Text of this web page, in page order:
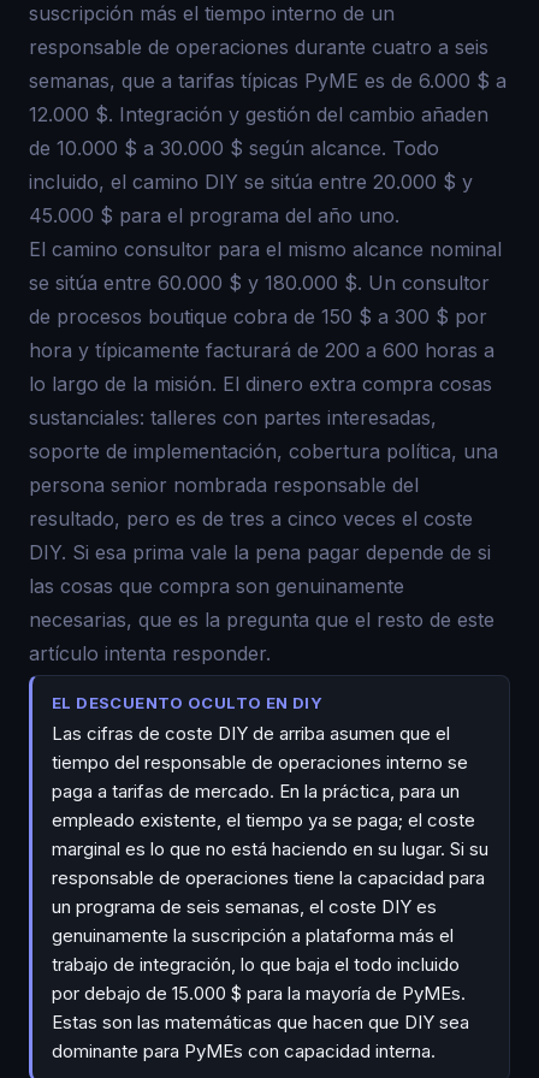
suscripción más el tiempo interno de un
responsable de operaciones durante cuatro a seis
semanas, que a tarifas típicas PyME es de 6.000 $ a
12.000 $. Integración y gestión del cambio añaden
de 10.000 $ a 30.000 $ según alcance. Todo
incluido, el camino DIY se sitúa entre 20.000 $ y
45.000 $ para el programa del año uno.
El camino consultor para el mismo alcance nominal
se sitúa entre 60.000 $ y 180.000 $. Un consultor
de procesos boutique cobra de 150 $ a 300 $ por
hora y típicamente facturará de 200 a 600 horas a
lo largo de la misión. El dinero extra compra cosas
sustanciales: talleres con partes interesadas,
soporte de implementación, cobertura política, una
persona senior nombrada responsable del
resultado, pero es de tres a cinco veces el coste
DIY. Si esa prima vale la pena pagar depende de si
las cosas que compra son genuinamente
necesarias, que es la pregunta que el resto de este
artículo intenta responder.
EL DESCUENTO OCULTO EN DIY
Las cifras de coste DIY de arriba asumen que el
tiempo del responsable de operaciones interno se
paga a tarifas de mercado. En la práctica, para un
empleado existente, el tiempo ya se paga; el coste
marginal es lo que no está haciendo en su lugar. Si su
responsable de operaciones tiene la capacidad para
un programa de seis semanas, el coste DIY es
genuinamente la suscripción a plataforma más el
trabajo de integración, lo que baja el todo incluido
por debajo de 15.000 $ para la mayoría de PyMEs.
Estas son las matemáticas que hacen que DIY sea
dominante para PyMEs con capacidad interna.